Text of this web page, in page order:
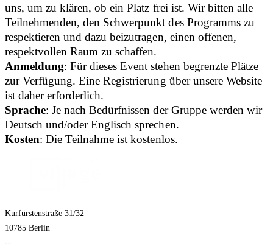
uns, um zu klären, ob ein Platz frei ist. Wir bitten alle
Teilnehmenden, den Schwerpunkt des Programms zu
respektieren und dazu beizutragen, einen offenen,
respektvollen Raum zu schaffen.
Anmeldung: Für dieses Event stehen begrenzte Plätze
zur Verfügung. Eine Registrierung über unsere Website
ist daher erforderlich.
Sprache: Je nach Bedürfnissen der Gruppe werden wir
Deutsch und/oder Englisch sprechen.
Kosten: Die Teilnahme ist kostenlos.
Kurfürstenstraße 31/32
10785 Berlin
--